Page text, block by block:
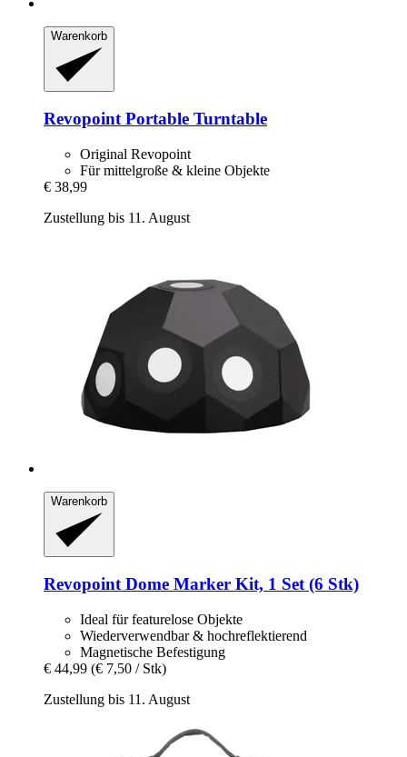
Warenkorb
RevopointPortable Turntable
Original Revopoint
Für mittelgroße & kleine Objekte
€ 38,99
Zustellung bis 11. August
Warenkorb
Revopoint Dome Marker Kit, 1 Set (6 Stk)
Ideal für featurelose Objekte
Wiederverwendbar & hochreflektierend
Magnetische Befestigung
€ 44,99 (€ 7,50 / Stk)
Zustellung bis 11. August